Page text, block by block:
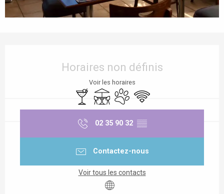
Horaires non définis
Voir les horaires
Bar / Buvette
TerrasseAnimaux acceptés
WiFi
02 35 90 32 ▒▒
Contactez-nous
Voir tous les contacts